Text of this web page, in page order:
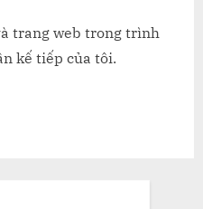
trang web trong trình
kế tiếp của tôi.